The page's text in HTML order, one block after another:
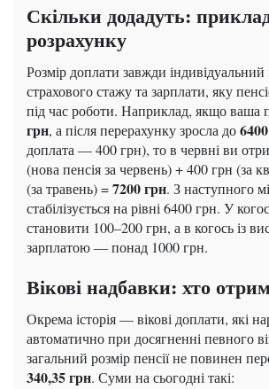
Скільки додадуть:
розрахунку
Розмір доплати завжди індивідуальний
страхового стажу та зарплати, яку
під час роботи. Наприклад, якщо ваша
грн, а після перерахунку зросла до
доплата — 400 грн), то в червні ви
(нова пенсія за червень) + 400 грн (за
(за травень) =7200 грн. З наступного
стабілізується на рівні 6400 грн. У
становити 100–200 грн, а в когось із
зарплатою — понад 1000 грн.
Вікові надбавки: хто
Окрема історія — вікові доплати, які
автоматично при досягненні певного
загальний розмір пенсії не повинен
340,35 грн. Суми на сьогодні такі: